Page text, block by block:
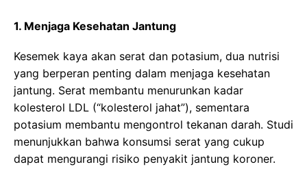
1. Menjaga Kesehatan Jantung
Kesemek kaya akan serat dan potasium, dua nutrisi
yang berperan penting dalam menjaga kesehatan
jantung. Serat membantu menurunkan kadar
kolesterol LDL (“kolesterol jahat”), sementara
potasium membantu mengontrol tekanan darah. Studi
menunjukkan bahwa konsumsi serat yang cukup
dapat mengurangi risiko penyakit jantung koroner.